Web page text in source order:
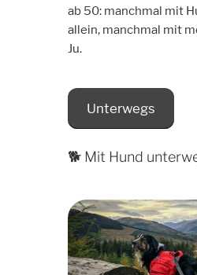
ab 50: manchmal mit
allein, manchmal mit
Ju.
Unterwegs
🐕 Mit Hund